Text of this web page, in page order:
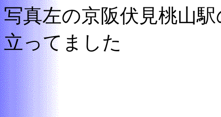
写真左の京阪伏見桃山
立ってました